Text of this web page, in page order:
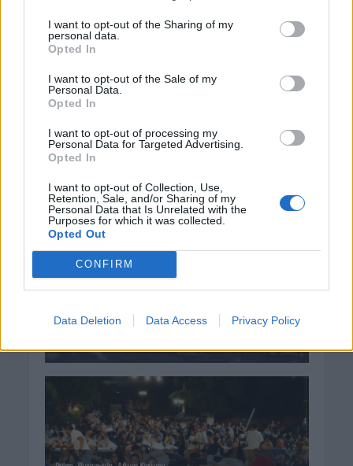
I want to opt-out of the Sharing of my
personal data.
Opted In
I want to opt-out of the Sale of my
Personal Data.
Opted In
I want to opt-out of processing my
Personal Data for Targeted Advertising.
Opted In
I want to opt-out of Collection, Use,
Retention, Sale, and/or Sharing of my
Personal Data that Is Unrelated with the
Purposes for which it was collected.
Opted Out
CONFIRM
Data Deletion Data Access Privacy Policy
Συνταγή: Ξεροτήγανα, το αγαπημένο
γλυκό της Κρήτης
ΚΡΗΤΗ
δικαστήριο τον φονιά του γιου του
(ΒΙΝΤΕΟ)
Δημοφιλή αυτή την εβδομάδα